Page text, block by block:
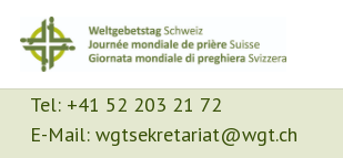
Kontakt
Sekretariat
Tel: +41 52 203 21 72
E-Mail: wgtsekretariat@wgt.ch